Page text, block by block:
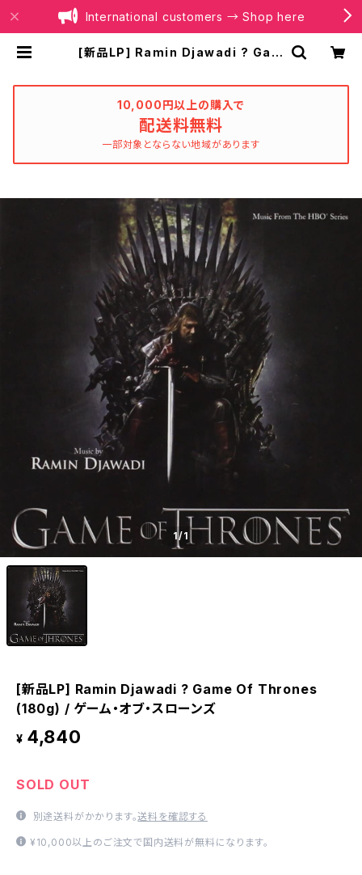
International customers → Shop here
[新品LP] Ramin Djawadi ? Gam
S®
10,000円以上の購入で
配送料無料
一部対象とならない地域があります
1/1
[新品LP] Ramin Djawadi ? Game Of Thrones
(180g) / ゲーム・オブ・スローンズ
¥ 4,840
SOLD OUT
別途送料がかかります。送料を確認する
¥10,000以上のご注文で国内送料が無料になります。